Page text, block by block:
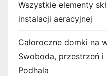
Wszystkie elementy
instalacji aeracyjnej
Całoroczne domki na
Swoboda, przestrzeń
Podhala